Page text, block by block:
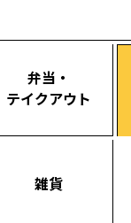
弁当・
テイクアウト
雑貨